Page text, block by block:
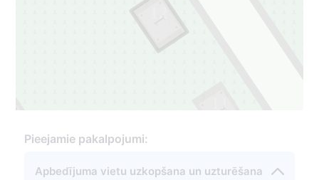
1
Pieejamie pakalpojumi:
Apbedījuma vietu uzkopšana un uzturēšana